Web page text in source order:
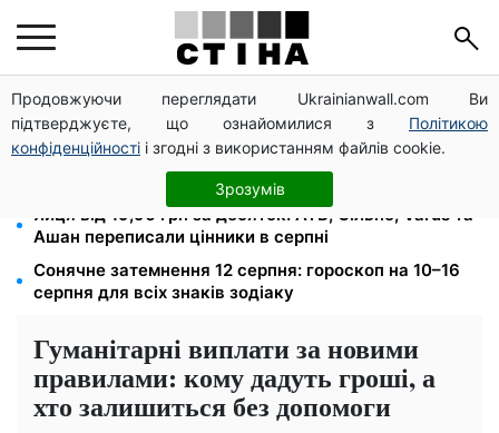
Продовжуючи переглядати Ukrainianwall.com Ви
підтверджуєте, що ознайомилися з Політикою
конфіденційності і згодні з використанням файлів cookie.
Зрозумів
Середа 12 серпня — найнебезпечніший день тижня:
що можна й не можна робити з 10 до 16 серпня
Фейкові сайти сервісних центрів МВС: шахраї
виманюють гроші у водіїв перед виїздом за кордон
Яйця від 19,90 грн за десяток: АТБ, Сільпо, Varus та
Ашан переписали цінники в серпні
Сонячне затемнення 12 серпня: гороскоп на 10–16
серпня для всіх знаків зодіаку
Гуманітарні виплати за новими
правилами: кому дадуть гроші, а
хто залишиться без допомоги